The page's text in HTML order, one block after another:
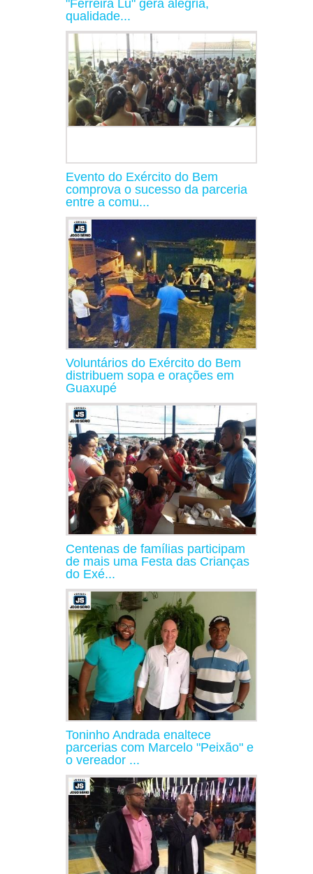
"Ferreira Lu" gera alegria,
qualidade...
Evento do Exército do Bem
comprova o sucesso da parceria
entre a comu...
Voluntários do Exército do Bem
distribuem sopa e orações em
Guaxupé
Centenas de famílias participam
de mais uma Festa das Crianças
do Exé...
Toninho Andrada enaltece
parcerias com Marcelo "Peixão" e
o vereador ...